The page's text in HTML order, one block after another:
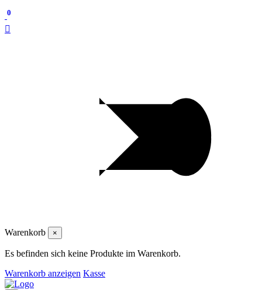
0
Warenkorb ×
Es befinden sich keine Produkte im Warenkorb.
Warenkorb anzeigen Kasse